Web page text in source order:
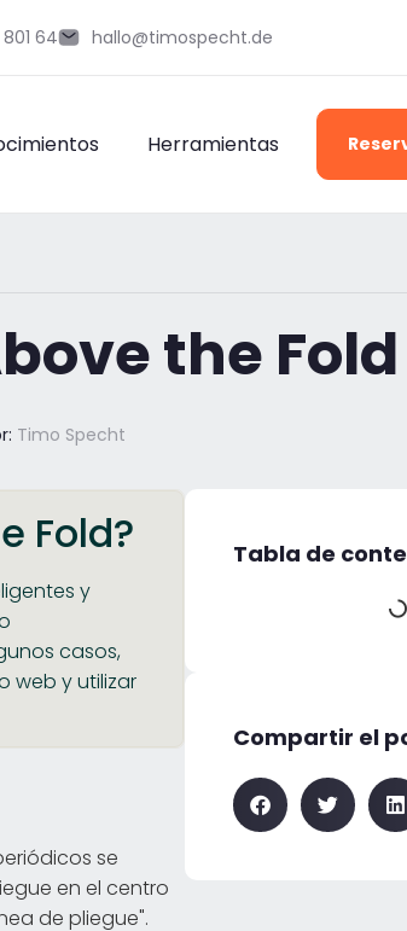
64 hallo@timospecht.de
Herramientas
the Fold
Timo Specht
Fold?
y
casos,
web y utilizar
se
en el centro
de pliegue".
Tabla de
Compartir el